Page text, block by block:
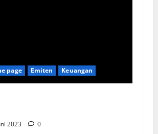
page Emiten Keuangan
2023 0